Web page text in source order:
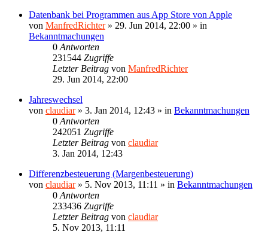
Datenbank bei Programmen aus App Store von Apple
von ManfredRichter» 29. Jun 2014, 22:00 » in
Bekanntmachungen
0 Antworten
231544 Zugriffe
Letzter Beitrag von ManfredRichter
29. Jun 2014, 22:00
Jahreswechsel
von claudiar» 3. Jan 2014, 12:43 » in Bekanntmachungen
0 Antworten
242051 Zugriffe
Letzter Beitrag von claudiar
3. Jan 2014, 12:43
Differenzbesteuerung (Margenbesteuerung)
von claudiar» 5. Nov 2013, 11:11 » in Bekanntmachungen
0 Antworten
233436 Zugriffe
Letzter Beitrag von claudiar
5. Nov 2013, 11:11